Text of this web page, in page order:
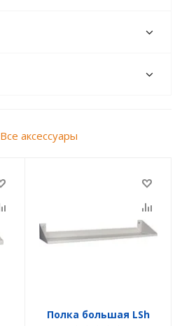
Все аксессуары
Полка большая LSh